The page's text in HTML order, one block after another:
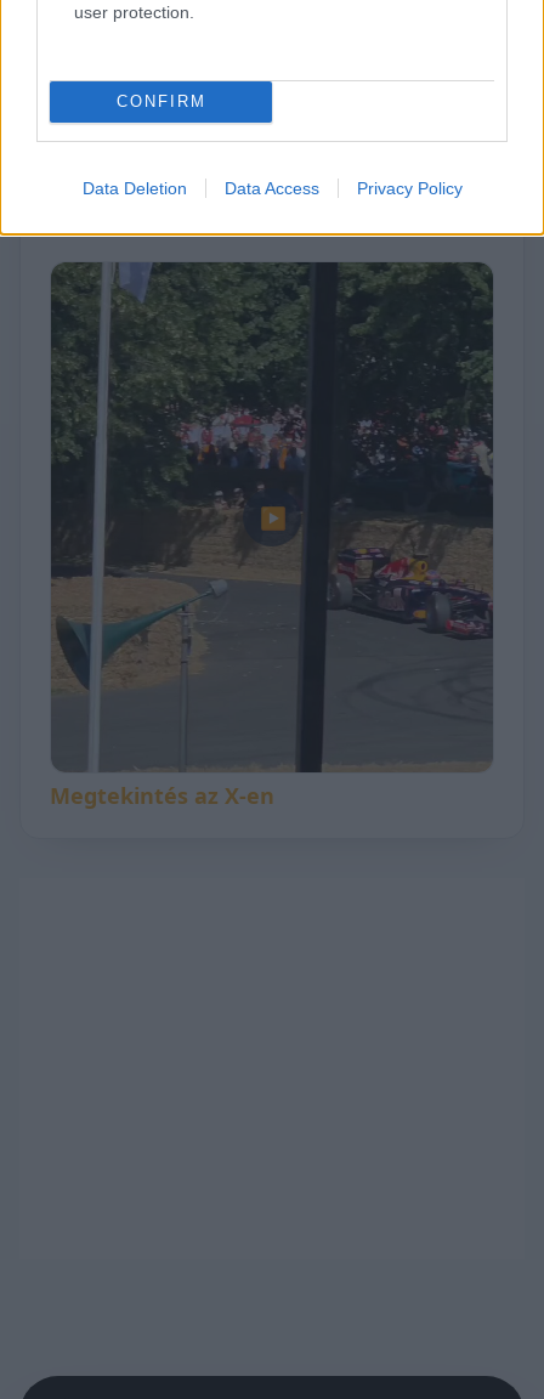
user protection.
CONFIRM
Data Deletion Data Access Privacy Policy
Sarah 🔜 Goodwood FOS@BigFuzzyYak
Red Bull crash at Goodwood Festival of
▶
Megtekintés az X-en